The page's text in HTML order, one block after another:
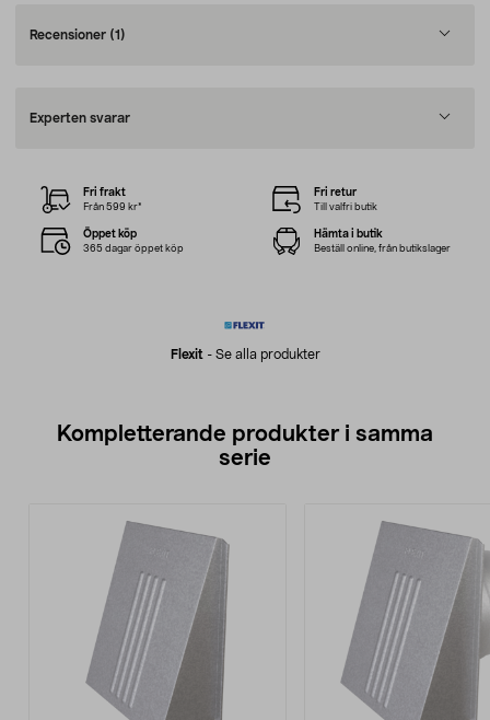
Recensioner (1)
Experten svarar
Flexit - Se alla produkter
Fri frakt
Från 599 kr*
Fri retur
Till valfri butik
Öppet köp
365 dagar öppet köp
Hämta i butik
Beställ online, från butikslager
Kompletterande produkter i samma
serie